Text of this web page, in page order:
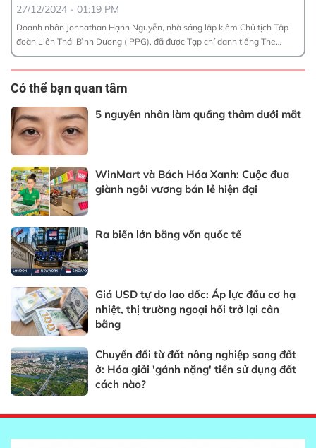
27/12/2024 - 01:19 PM
Doanh nhân Johnathan Hạnh Nguyễn, nhà sáng lập kiêm Chủ tịch Tập
đoàn Liên Thái Bình Dương (IPPG), đã được Tạp chí danh tiếng The
Moodie Davitt Report của Anh tôn vinh là một trong 16 cá nhân xuất sắc
Có thể bạn quan tâm
5 nguyên nhân làm quầng thâm dưới mắt
WinMart và Bách Hóa Xanh: Cuộc đua
giành ngôi vương bán lẻ hiện đại
Ra biển lớn bằng vốn quốc tế
Giá USD tự do lao dốc: Áp lực đầu cơ hạ
nhiệt, thị trường ngoại hối trở lại cân
bằng
Chuyển đổi từ đất nông nghiệp sang đất
ở: Hóa giải 'gánh nặng' tiền sử dụng đất
cách nào?